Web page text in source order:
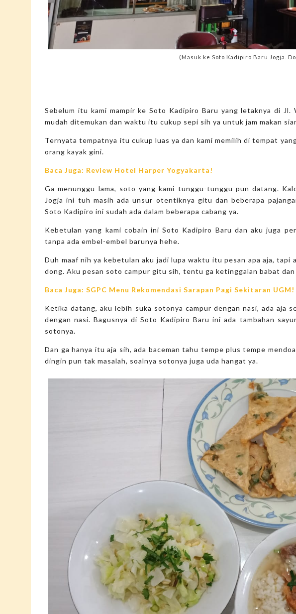
(Masuk ke Soto Kadipiro Baru Jogja.
Sebelum itu kami mampir ke Soto Kadipiro Baru yang letaknya di Jl.
mudah ditemukan dan waktu itu cukup sepi sih ya untuk jam makan
Ternyata tempatnya itu cukup luas ya dan kami memilih di tempat
orang kayak gini.
Baca Juga: Review Hotel Harper Yogyakarta!
Ga menunggu lama, soto yang kami tunggu-tunggu pun datang.
Jogja ini tuh masih ada unsur otentiknya gitu dan beberapa
Soto Kadipiro ini sudah ada dalam beberapa cabang ya.
Kebetulan yang kami cobain ini Soto Kadipiro Baru dan aku juga
tanpa ada embel-embel barunya hehe.
Duh maaf nih ya kebetulan aku jadi lupa waktu itu pesan apa aja, tapi
dong. Aku pesan soto campur gitu sih, tentu ga ketinggalan babat
Baca Juga: SGPC Menu Rekomendasi Sarapan Pagi Sekitaran UGM!
Ketika datang, aku lebih suka sotonya campur dengan nasi, ada aja
dengan nasi. Bagusnya di Soto Kadipiro Baru ini ada tambahan
sotonya.
Dan ga hanya itu aja sih, ada baceman tahu tempe plus tempe
dingin pun tak masalah, soalnya sotonya juga uda hangat ya.